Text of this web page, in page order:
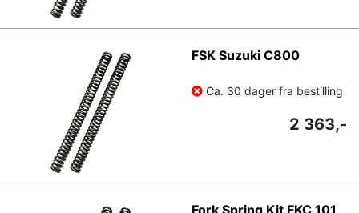
FSK Suzuki C800
Ca. 30 dager fra bestilling
2 363,-
Fork Spring Kit FKC 101